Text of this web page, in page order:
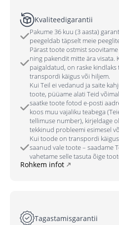
Kvaliteedigarantii
Pakume 36 kuu (3 aasta)
peegeldab täpselt meie
Pärast toote ostmist
ning pakendit mitte ära visata.
paigaldatud, on raske kindlaks
transpordi käigus või hiljem.
Kui Teil ei vedanud ja saite
toote, püüame alati Teid
saatke toote fotod e-posti
koos muu vajaliku teabega
tellimuse number), kirjeldage
tekkinud probleemi esimesel
Kui toode on transpordi
saanud vale toote – saadame
vahetame selle tasuta õige
Rohkem infot
Tagastamisgarantii